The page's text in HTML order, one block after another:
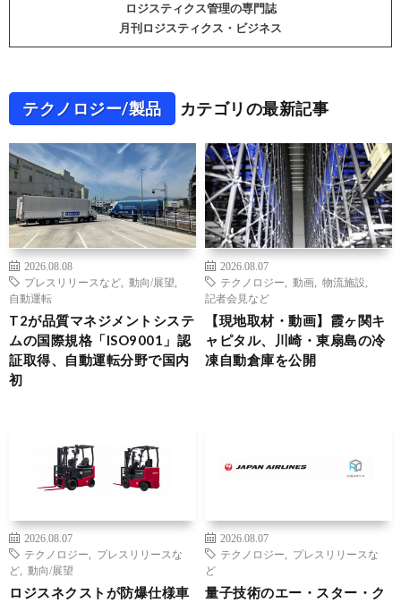
ロジスティクス管理の専門誌
月刊ロジスティクス・ビジネス
テクノロジー/製品 カテゴリの最新記事
2026.08.08
プレスリリースなど
動向/展望
自動運転
T2が品質マネジメントシステ
ムの国際規格「ISO9001」認
証取得、自動運転分野で国内
初
2026.08.07
テクノロジー
動画 物流施設
記者会見など
【現地取材・動画】霞ヶ関キ
ャピタル、川崎・東扇島の冷
凍自動倉庫を公開
2026.08.07
テクノロジー
プレスリリースな
ど
動向/展望
ロジスネクストが防爆仕様車
2026.08.07
テクノロジー
プレスリリースな
ど
量子技術のエー・スター・ク